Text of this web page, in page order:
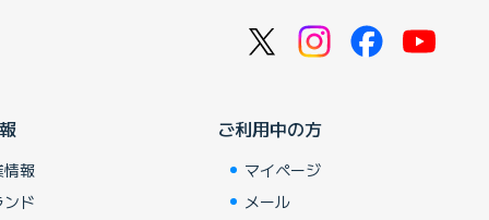
情報
ンド
ご利用中の方
マイページ
メール